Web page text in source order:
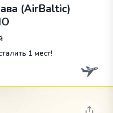
(AirBaltic)
1 мест!